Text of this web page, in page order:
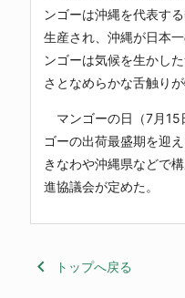
ンゴーは沖縄を代表す
生産され、沖縄が日本
ンゴーは気候を生かし
さとなめらかな舌触りが
マンゴーの日（7月
ゴーの出荷最盛期を迎
きなわや沖縄県などで
進協議会が定めた。
keyboard_arrow_left トップへ戻る